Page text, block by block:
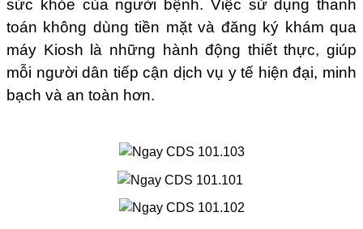
sức khỏe của người bệnh. Việc sử dụng thanh
toán không dùng tiền mặt và đăng ký khám qua
máy Kiosh là những hành động thiết thực, giúp
mỗi người dân tiếp cận dịch vụ y tế hiện đại, minh
bạch và an toàn hơn.